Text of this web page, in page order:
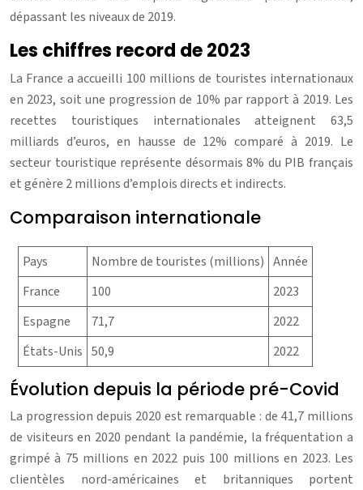
dépassant les niveaux de 2019.
Les chiffres record de 2023
La France a accueilli 100 millions de touristes internationaux
en 2023, soit une progression de 10% par rapport à 2019. Les
recettes touristiques internationales atteignent 63,5
milliards d’euros, en hausse de 12% comparé à 2019. Le
secteur touristique représente désormais 8% du PIB français
et génère 2 millions d’emplois directs et indirects.
Comparaison internationale
Pays Nombre de touristes (millions) Année
France
100
2023
Espagne
71,7
2022
États-Unis 50,9 2022
Évolution depuis la période pré-Covid
La progression depuis 2020 est remarquable : de 41,7 millions
de visiteurs en 2020 pendant la pandémie, la fréquentation a
grimpé à 75 millions en 2022 puis 100 millions en 2023. Les
clientèles nord-américaines et britanniques portent